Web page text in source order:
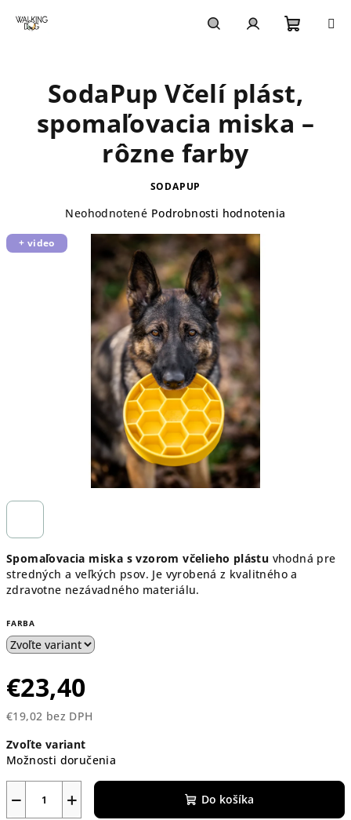
košík
Spomaľovacia miska s vzorom včelieho plástu vhodná pre
stredných a veľkých psov. Je vyrobená z kvalitného a
zdravotne nezávadného materiálu.
FARBA
€23,40
€19,02 bez DPH
cena:
Zvoľte variant
Možnosti doručenia
+
− Do košíka
SodaPup Včelí plást,
spomaľovacia miska –
rôzne farby
SODAPUP
Priemerné
produktu
hviezdičiek.
Neohodnotené Podrobnosti hodnotenia
+ video